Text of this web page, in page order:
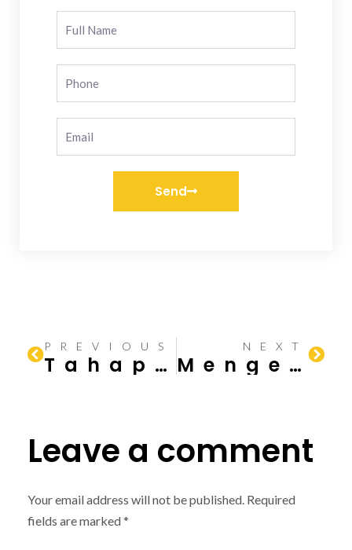
Send
PREVIOUS
Tahapan Penting Dalam Pengolahan Beton
NEXT
Mengenal Berbagai Jenis Pondasi Bangunan: Dasar Kuat untuk Konstruksi Anda
Leave a comment
Your email address will not be published. Required
fields are marked*